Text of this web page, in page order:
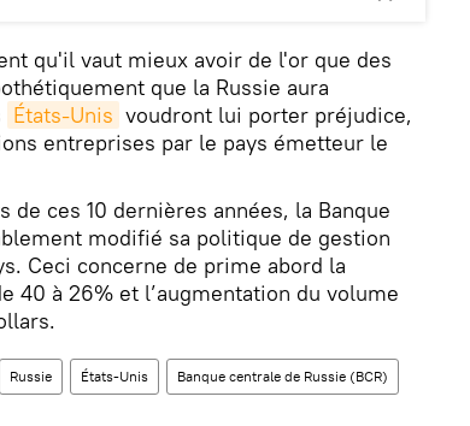
qu'il vaut mieux avoir de l'or que des
que la Russie aura
États-Unis voudront lui porter préjudice,
entreprises par le pays émetteur le
de ces 10 dernières années, la Banque
modifié sa politique de gestion
Ceci concerne de prime abord la
40 à 26% et l’augmentation du volume
Russie États-Unis Banque centrale de Russie (BCR)